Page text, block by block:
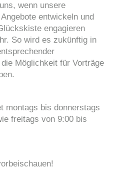
wenn unsere
entwickeln und
engagieren
So wird es zukünftig in
Möglichkeit für Vorträge
montags bis donnerstags
freitags von 9:00 bis